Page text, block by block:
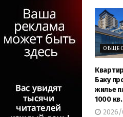
Баку
жилье
1000
2026/